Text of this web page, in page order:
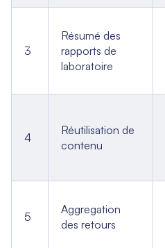
3
Résumé des
rapports de
laboratoire
4
Réutilisation de
contenu
5
Aggregation
des retours